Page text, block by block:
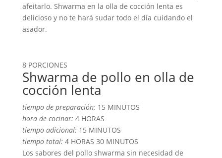
afeitarlo. Shwarma en la olla de cocción lenta es
delicioso y no te hará sudar todo el día cuidando el
asador.
PRODUCIR:
8 PORCIONES
Shwarma de pollo en olla de
cocción lenta
tiempo de preparación: 15 MINUTOS
hora de cocinar: 4 HORAS
tiempo adicional: 15 MINUTOS
tiempo total: 4 HORAS 30 MINUTOS
Los sabores del pollo shwarma sin necesidad de